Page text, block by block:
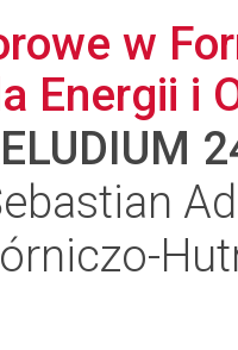
w
Energii i